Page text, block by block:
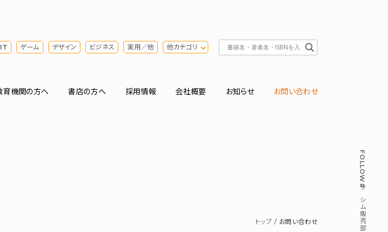
IT ゲーム デザイン ビジネス 実用／他 他カテゴリ
育機関の方へ 書店の方へ 採用情報 会社概要 お知らせ お問い合わせ
FOLLOW
#ソシム販売部
トップ お問い合わせ